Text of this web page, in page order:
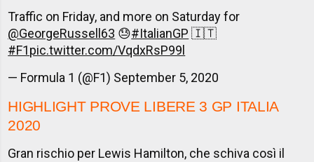
Traffic on Friday, and more on Saturday for
@GeorgeRussell63 😓#ItalianGP 🇮🇹
#F1pic.twitter.com/VqdxRsP99l
— Formula 1 (@F1) September 5, 2020
HIGHLIGHT PROVE LIBERE 3 GP ITALIA
2020
Gran rischio per Lewis Hamilton, che schiva così il